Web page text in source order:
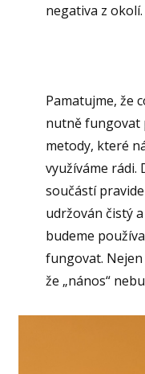
negativa z okolí.
Pamatujme, že
nutně fungovat
metody, které
využíváme rádi.
součástí
udržován čistý
budeme
fungovat.
že „nános“